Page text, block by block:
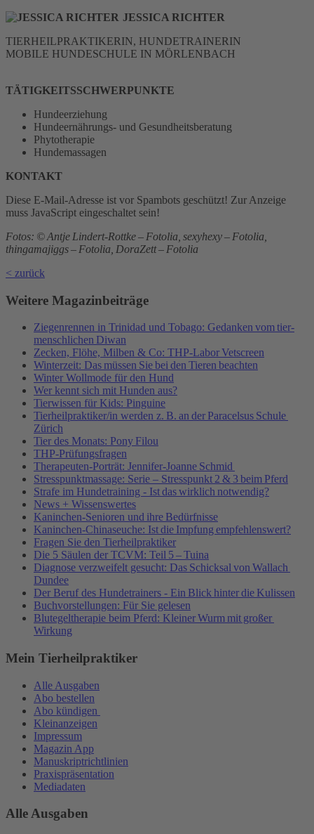
JESSICA RICHTER
TIERHEILPRAKTIKERIN, HUNDETRAINERIN
MOBILE HUNDESCHULE IN MÖRLENBACH
TÄTIGKEITSSCHWERPUNKTE
Hundeerziehung
Hundeernährungs- und Gesundheitsberatung
Phytotherapie
Hundemassagen
KONTAKT
Diese E-Mail-Adresse ist vor Spambots geschützt! Zur Anzeige
muss JavaScript eingeschaltet sein!
Fotos: © Antje Lindert-Rottke – Fotolia, sexyhexy – Fotolia,
thingamajiggs – Fotolia, DoraZett – Fotolia
< zurück
Weitere Magazinbeiträge
Ziegenrennen in Trinidad und Tobago: Gedanken vom tier-
menschlichen Diwan
Zecken, Flöhe, Milben & Co: THP-Labor Vetscreen
Winterzeit: Das müssen Sie bei den Tieren beachten
Winter Wollmode für den Hund
Wer kennt sich mit Hunden aus?
Tierwissen für Kids: Pinguine
Tierheilpraktiker/in werden z. B. an der Paracelsus Schule
Zürich
Tier des Monats: Pony Filou
THP-Prüfungsfragen
Therapeuten-Porträt: Jennifer-Joanne Schmid
Stresspunktmassage: Serie – Stresspunkt 2 & 3 beim Pferd
Strafe im Hundetraining - Ist das wirklich notwendig?
News + Wissenswertes
Kaninchen-Senioren und ihre Bedürfnisse
Kaninchen-Chinaseuche: Ist die Impfung empfehlenswert?
Fragen Sie den Tierheilpraktiker
Die 5 Säulen der TCVM: Teil 5 – Tuina
Diagnose verzweifelt gesucht: Das Schicksal von Wallach
Dundee
Der Beruf des Hundetrainers - Ein Blick hinter die Kulissen
Buchvorstellungen: Für Sie gelesen
Blutegeltherapie beim Pferd: Kleiner Wurm mit großer
Wirkung
Mein Tierheilpraktiker
Alle Ausgaben
Abo bestellen
Abo kündigen
Kleinanzeigen
Impressum
Magazin App
Manuskriptrichtlinien
Praxispräsentation
Mediadaten
Alle Ausgaben